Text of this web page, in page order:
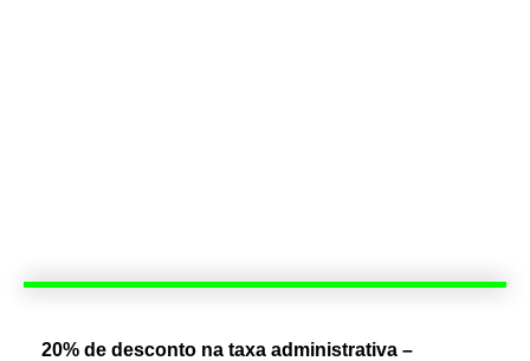
20% de desconto na taxa administrativa –